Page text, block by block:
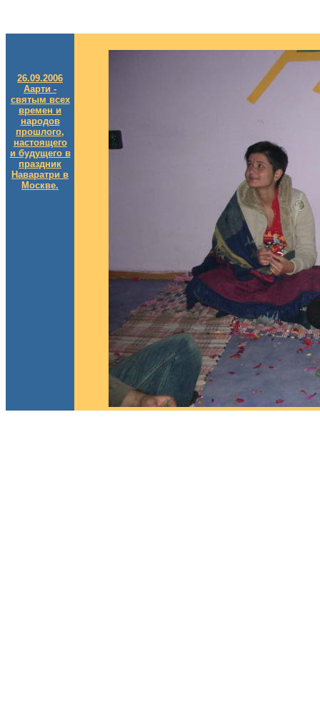
26.09.2006
Аарти -
святым всех
времен и
народов
прошлого,
настоящего
и будущего в
праздник
Наваратри в
Москве.